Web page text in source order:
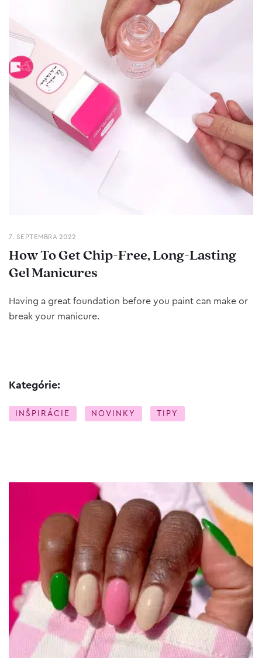
7. SEPTEMBRA 2022
How To Get Chip-Free, Long-Lasting
Gel Manicures
Having a great foundation before you paint can make or
break your manicure.
Kategórie:
INŠPIRÁCIE NOVINKY TIPY